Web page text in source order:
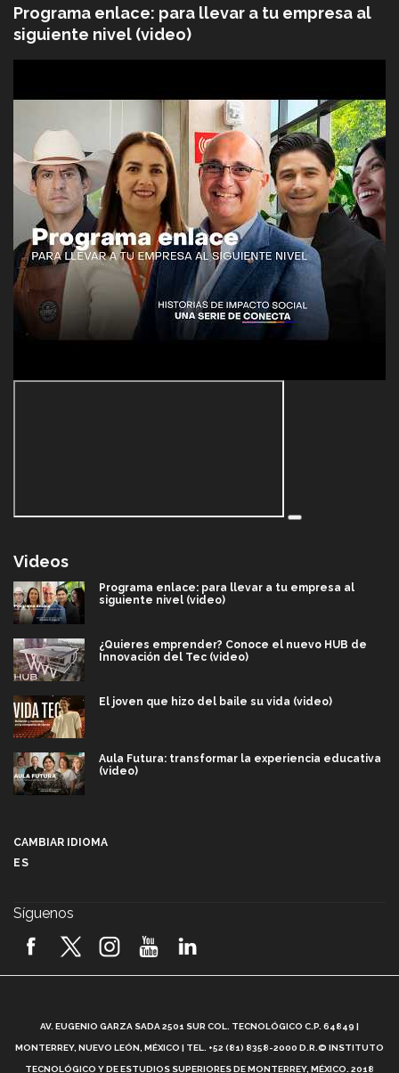
Programa enlace: para llevar a tu empresa al
siguiente nivel (video)
Videos
Programa enlace: para llevar a tu empresa al
siguiente nivel (video)
¿Quieres emprender? Conoce el nuevo HUB de
Innovación del Tec (video)
El joven que hizo del baile su vida (video)
Aula Futura: transformar la experiencia educativa
(video)
2026! (video)
¿Cómo es el Modelo Educativo Tec? (video)
CAMBIAR IDIOMA
ES
Síguenos
AV. EUGENIO GARZA SADA 2501 SUR COL. TECNOLÓGICO C.P. 64849 |
MONTERREY, NUEVO LEÓN, MÉXICO | TEL. +52 (81) 8358-2000 D.R.© INSTITUTO
TECNOLÓGICO Y DE ESTUDIOS SUPERIORES DE MONTERREY, MÉXICO. 2018